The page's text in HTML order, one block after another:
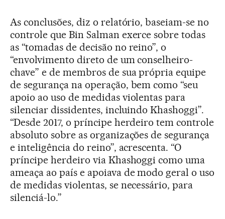
As conclusões, diz o relatório, baseiam-se no
controle que Bin Salman exerce sobre todas
as “tomadas de decisão no reino”, o
“envolvimento direto de um conselheiro-
chave” e de membros de sua própria equipe
de segurança na operação, bem como “seu
apoio ao uso de medidas violentas para
silenciar dissidentes, incluindo Khashoggi”.
“Desde 2017, o príncipe herdeiro tem controle
absoluto sobre as organizações de segurança
e inteligência do reino”, acrescenta. “O
príncipe herdeiro via Khashoggi como uma
ameaça ao país e apoiava de modo geral o uso
de medidas violentas, se necessário, para
silenciá-lo.”